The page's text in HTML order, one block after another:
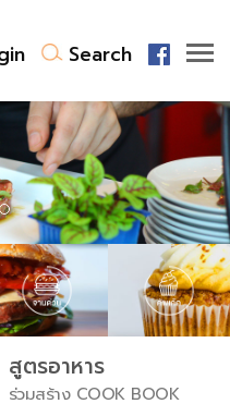
Search
วง
สูตรอาหาร
ร่วมสร้าง COOK BOOK